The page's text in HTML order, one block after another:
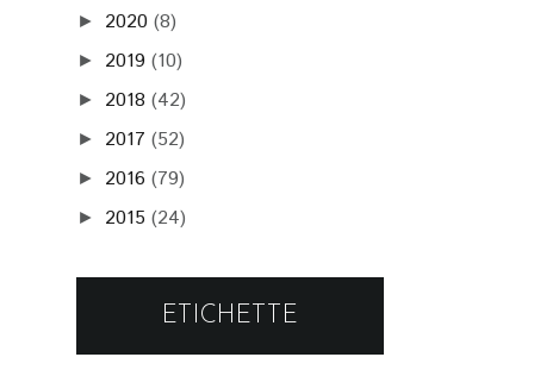
► 2020 (8)
► 2019 (10)
► 2018 (42)
► 2017 (52)
► 2016 (79)
► 2015 (24)
ETICHETTE